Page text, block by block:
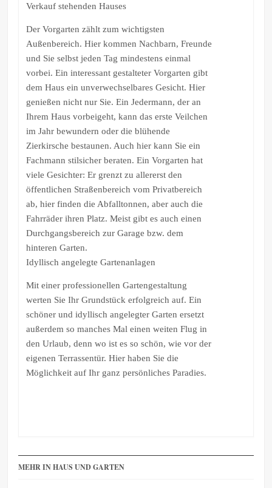
Verkauf stehenden Hauses
Der Vorgarten zählt zum wichtigsten
Außenbereich. Hier kommen Nachbarn, Freunde
und Sie selbst jeden Tag mindestens einmal
vorbei. Ein interessant gestalteter Vorgarten gibt
dem Haus ein unverwechselbares Gesicht. Hier
genießen nicht nur Sie. Ein Jedermann, der an
Ihrem Haus vorbeigeht, kann das erste Veilchen
im Jahr bewundern oder die blühende
Zierkirsche bestaunen. Auch hier kann Sie ein
Fachmann stilsicher beraten. Ein Vorgarten hat
viele Gesichter: Er grenzt zu allererst den
öffentlichen Straßenbereich vom Privatbereich
ab, hier finden die Abfalltonnen, aber auch die
Fahrräder ihren Platz. Meist gibt es auch einen
Durchgangsbereich zur Garage bzw. dem
hinteren Garten.
Idyllisch angelegte Gartenanlagen
Mit einer professionellen Gartengestaltung
werten Sie Ihr Grundstück erfolgreich auf. Ein
schöner und idyllisch angelegter Garten ersetzt
außerdem so manches Mal einen weiten Flug in
den Urlaub, denn wo ist es so schön, wie vor der
eigenen Terrassentür. Hier haben Sie die
Möglichkeit auf Ihr ganz persönliches Paradies.
MEHR IN HAUS UND GARTEN